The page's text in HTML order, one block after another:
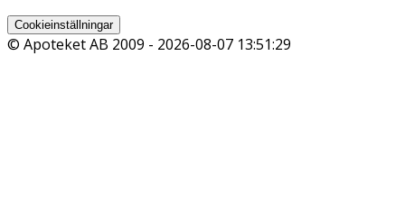
Cookieinställningar
© Apoteket AB 2009 - 2026-08-07 13:51:29